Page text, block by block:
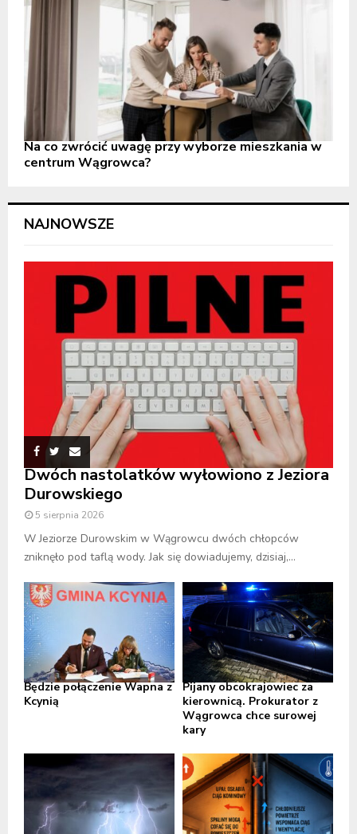
Na co zwrócić uwagę przy wyborze mieszkania w
centrum Wągrowca?
NAJNOWSZE
Dwóch nastolatków wyłowiono z Jeziora
Durowskiego
5 sierpnia 2026
W Jeziorze Durowskim w Wągrowcu dwóch chłopców
zniknęło pod taflą wody. Jak się dowiadujemy, dzisiaj,...
Będzie połączenie Wapna z
Kcynią
Pijany obcokrajowiec za
kierownicą. Prokurator z
Wągrowca chce surowej
kary